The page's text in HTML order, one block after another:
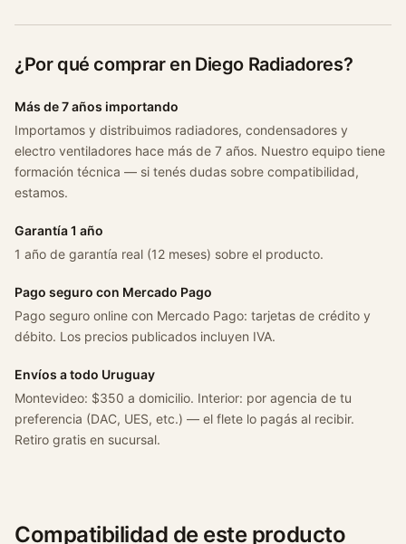
¿Por qué comprar en Diego Radiadores?
Más de 7 años importando
Importamos y distribuimos radiadores, condensadores y
electro ventiladores hace más de 7 años. Nuestro equipo tiene
formación técnica — si tenés dudas sobre compatibilidad,
estamos.
Garantía 1 año
1 año de garantía real (12 meses) sobre el producto.
Pago seguro con Mercado Pago
Pago seguro online con Mercado Pago: tarjetas de crédito y
débito. Los precios publicados incluyen IVA.
Envíos a todo Uruguay
Montevideo: $350 a domicilio. Interior: por agencia de tu
preferencia (DAC, UES, etc.) — el flete lo pagás al recibir.
Retiro gratis en sucursal.
Compatibilidad de este producto